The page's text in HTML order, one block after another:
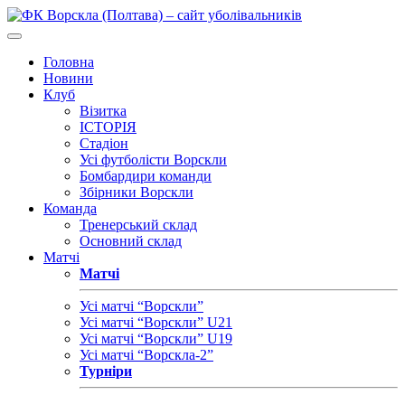
Головна
Новини
Клуб
Візитка
ІСТОРІЯ
Стадіон
Усі футболісти Ворскли
Бомбардири команди
Збірники Ворскли
Команда
Тренерський склад
Основний склад
Матчі
Матчі
Усі матчі “Ворскли”
Усі матчі “Ворскли” U21
Усі матчі “Ворскли” U19
Усі матчі “Ворскла-2”
Турніри